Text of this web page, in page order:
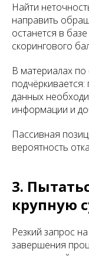
Найти
направить
останется в
скорингового
В материалах
данных
информации и
Пассивная
вероятность
3.
крупную
Резкий запрос
завершения